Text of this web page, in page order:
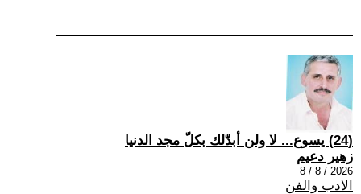
(24) يسوع... لا ولن أبدّلك بكلّ مجد الدنيا
زهير دعيم
2026 / 8 / 8
الادب والفن